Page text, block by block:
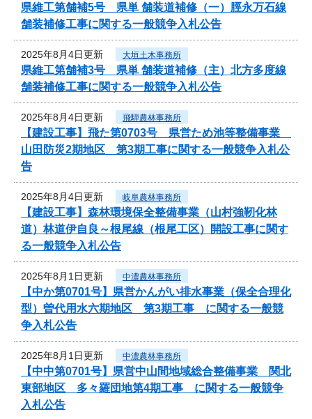
県維工第舗補5号 県単 舗装道補修（一）脛永万石線
舗装補修工事に関する一般競争入札公告
2025年8月4日更新 大垣土木事務所
県維工第舗補3号 県単 舗装道補修（主）北方多度線
舗装補修工事に関する一般競争入札公告
2025年8月4日更新 飛騨農林事務所
【建設工事】飛た第0703号 県営ため池等整備事業
山田防災2期地区 第3期工事に関する一般競争入札公
告
2025年8月4日更新 岐阜農林事務所
【建設工事】森林環境保全整備事業（山村強靭化林
道）林道伊自良～根尾線（根尾工区）開設工事に関す
る一般競争入札公告
2025年8月1日更新 中濃農林事務所
【中か第0701号】県営かんがい排水事業（保全合理化
型）曽代用水六期地区 第3期工事 に関する一般競
争入札公告
2025年8月1日更新 中濃農林事務所
【中中第0701号】県営中山間地域総合整備事業 関北
東部地区 多々羅団地第4期工事 に関する一般競争
入札公告